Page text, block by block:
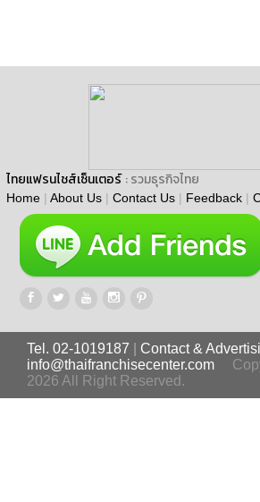
ไทยแฟรนไชส์เซ็นเตอร์ : รวมธุรกิจไทย
Home | About Us | Contact Us | Feedback |
Tel. 02-1019187
Contact &
info@thaifranchisecenter.com
2026 All Right Reserved.